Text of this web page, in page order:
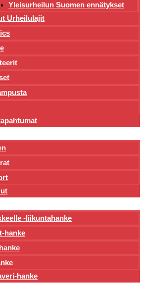
Yleisurheilun Suomen ennätykset
Urheilulajit
-liikuntahanke
hanke
hanke